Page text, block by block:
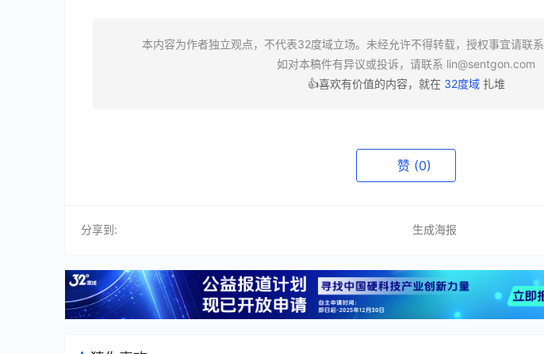
本内容为作者独立观点，不代表32度域立场。未经允许不得转载，授权事宜请联系
如对本稿件有异议或投诉，请联系 lin@sentgon.com
👍喜欢有价值的内容，就在 32度域扎堆
赞 (0)
分享到: 生成海报